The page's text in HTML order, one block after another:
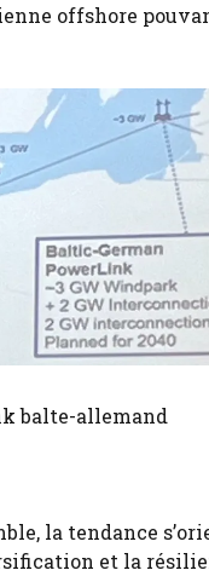
offshore
balte-allemand
la tendance
et la